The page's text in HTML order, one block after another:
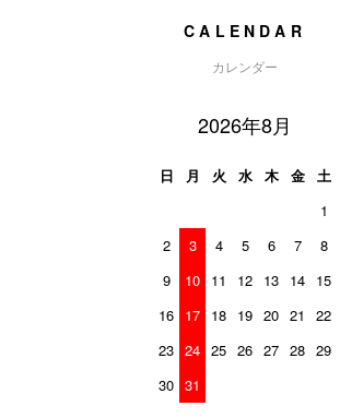
CALENDAR
カレンダー
2026年8月
日 月 火 水 木 金
土
1
2
3 4 5 6 7
8
9
10 11 12 13 14 15
16 17 18 19 20 21
22
23 24 25 26 27 28 29
30 31